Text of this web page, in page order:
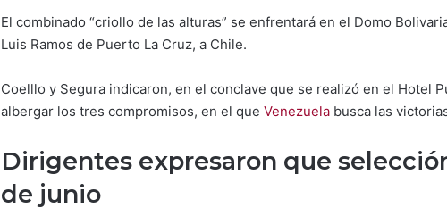
El combinado “criollo de las alturas” se enfrentará en el Domo
Luis Ramos de Puerto La Cruz, a Chile.
Coelllo y Segura indicaron, en el conclave que se realizó en el Hotel
albergar los tres compromisos, en el que Venezuela busca las
Dirigentes expresaron que
de junio